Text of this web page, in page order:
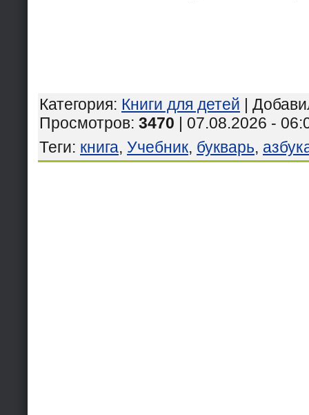
Категория: Книги для детей |
Просмотров: 3470 | 07.08.2026 -
Теги: книга, Учебник, букварь,